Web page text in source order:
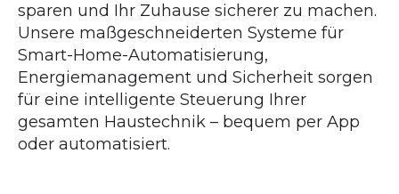
sparen und Ihr Zuhause sicherer zu machen.
Unsere maßgeschneiderten Systeme für
Smart-Home-Automatisierung,
Energiemanagement und Sicherheit sorgen
für eine intelligente Steuerung Ihrer
gesamten Haustechnik – bequem per App
oder automatisiert.